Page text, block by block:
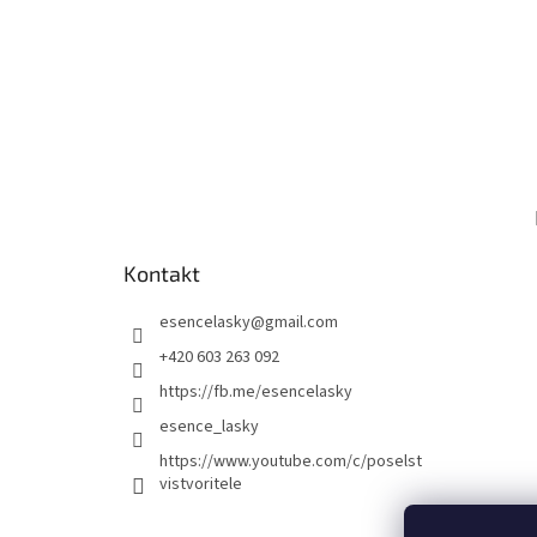
Kontakt
esencelasky@gmail.com
+420 603 263 092
https://fb.me/esencelasky
esence_lasky
https://www.youtube.com/c/poselst
vistvoritele